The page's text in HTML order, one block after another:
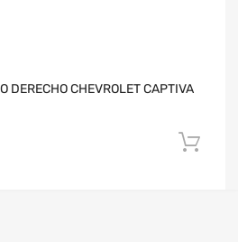
DERECHO CHEVROLET CAPTIVA